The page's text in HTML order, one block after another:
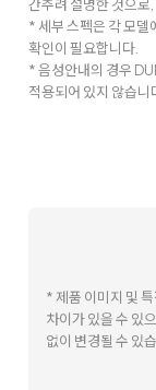
간추려 설명한 것으로
* 세부 스펙은 각 모델
확인이 필요합니다.
* 음성안내의 경우
적용되어 있지 않습니
* 제품 이미지 및
차이가 있을 수 있
없이 변경될 수 있